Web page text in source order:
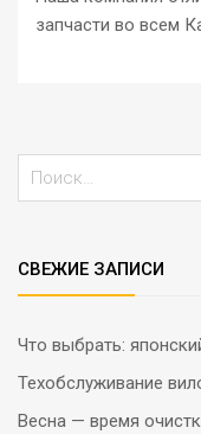
запчасти во всем
СВЕЖИЕ ЗАПИСИ
Что выбрать:
Техобслуживание
Весна — время